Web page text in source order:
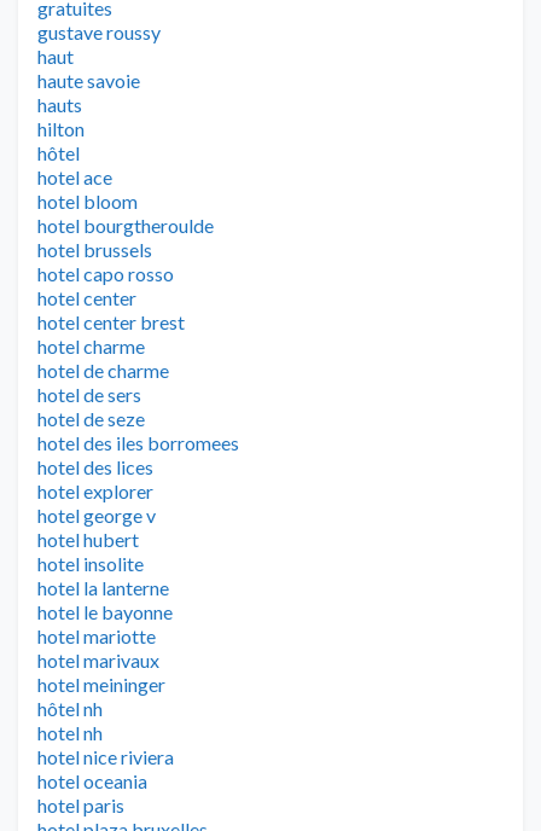
gratuites
gustave roussy
haut
haute savoie
hauts
hilton
hôtel
hotel ace
hotel bloom
hotel bourgtheroulde
hotel brussels
hotel capo rosso
hotel center
hotel center brest
hotel charme
hotel de charme
hotel de sers
hotel de seze
hotel des iles borromees
hotel des lices
hotel explorer
hotel george v
hotel hubert
hotel insolite
hotel la lanterne
hotel le bayonne
hotel mariotte
hotel marivaux
hotel meininger
hôtel nh
hotel nh
hotel nice riviera
hotel oceania
hotel paris